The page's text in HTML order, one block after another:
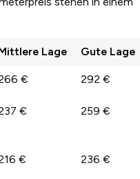
Lage Gute Lage
€ 292 €
€ 259 €
€ 236 €